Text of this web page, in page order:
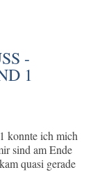
-
1
konnte ich mich
sind am Ende
quasi gerade